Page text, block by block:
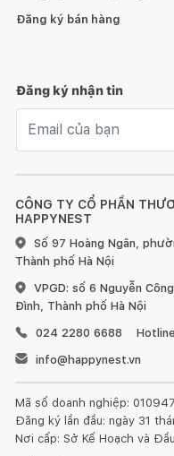
CÔNG TY CỔ PHẦN
HAPPYNEST
Số 97 Hoàng Ngân,
Thành phố Hà Nội
VPGD: số 6 Nguyễn
Đình, Thành phố Hà Nội
024 2280 6688
info@happynest.vn
Mã số doanh nghiệp:
Đăng ký lần đầu: ngày 31
Nơi cấp: Sở Kế Hoạch và
Đăng ký bán hàng
Đăng ký nhận tin